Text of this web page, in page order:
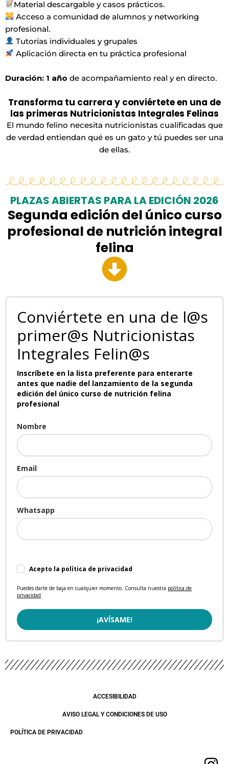
Material descargable y casos prácticos.
Acceso a comunidad de alumnos y networking
profesional.
Tutorías individuales y grupales
Aplicación directa en tu práctica profesional
Duración: 1 año de acompañamiento real y en directo.
Transforma tu carrera y conviértete en una de
las primeras Nutricionistas Integrales Felinas
El mundo felino necesita nutricionistas cualificadas que
de verdad entiendan qué es un gato y tú puedes ser una
de ellas.
PLAZAS ABIERTAS PARA LA EDICIÓN 2026
Segunda edición del único curso
profesional de nutrición integral
felina
Conviértete en una de l@s
primer@s Nutricionistas
Integrales Felin@s
Inscríbete en la lista preferente para enterarte
antes que nadie del lanzamiento de la segunda
edición del único curso de nutrición felina
profesional
Nombre
Email
Whatsapp
Acepto la política de privacidad
Puedes darte de baja en cualquier momento. Consulta nuestra política de
privacidad
¡AVÍSAME!
ACCESIBILIDAD
AVISO LEGAL Y CONDICIONES DE USO
POLÍTICA DE PRIVACIDAD